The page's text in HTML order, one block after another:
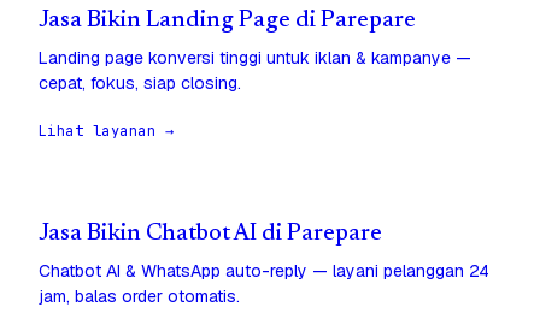
Jasa Bikin Landing Page di Parepare
Landing page konversi tinggi untuk iklan & kampanye —
cepat, fokus, siap closing.
Lihat layanan →
Jasa Bikin Chatbot AI di Parepare
Chatbot AI & WhatsApp auto-reply — layani pelanggan 24
jam, balas order otomatis.